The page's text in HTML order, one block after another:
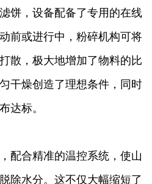
饼，设备配备了专用的在线
前或进行中，粉碎机构可将
散，极大地增加了物料的比
干燥创造了理想条件，同时
达标。
配合精准的温控系统，使山
除水分。这不仅大幅缩短了